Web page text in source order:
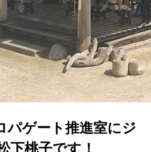
パゲート推進室にジ
下桃子です！